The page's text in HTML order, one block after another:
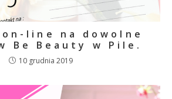
line na dowolne
Be Beauty w Pile.
10 grudnia 2019